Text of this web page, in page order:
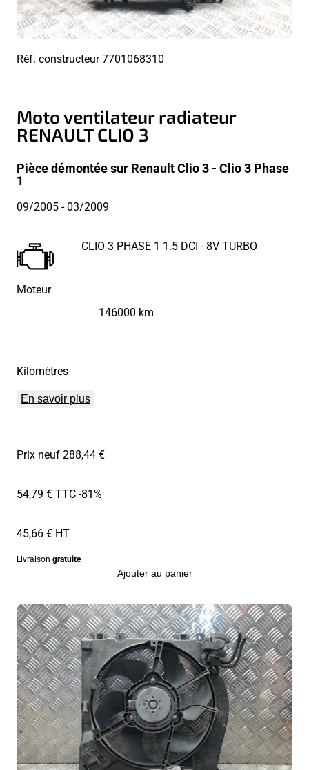
Réf. constructeur7701068310
Moto ventilateur radiateur
RENAULT CLIO 3
Pièce démontée sur Renault Clio 3 - Clio 3 Phase
1
09/2005- 03/2009
Moteur
CLIO 3 PHASE 1 1.5 DCI - 8V TURBO
Kilomètres
146000 km
En savoir plus
Prix neuf 288,44 €
54,79 € TTC-81%
45,66 € HT
Livraison gratuite
Ajouter au panier